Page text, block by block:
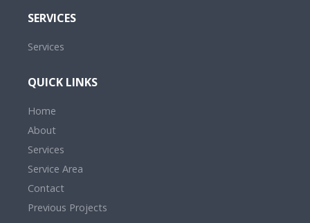
SERVICES
Services
QUICK LINKS
Home
About
Services
Service Area
Contact
Previous Projects